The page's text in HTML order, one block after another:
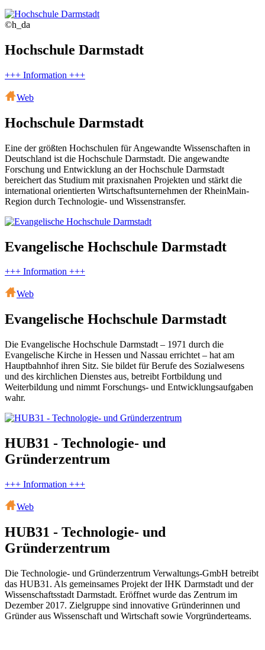
©h_da
Hochschule Darmstadt
+++ Information +++
Web
Hochschule Darmstadt
Eine der größten Hochschulen für Angewandte Wissenschaften in
Deutschland ist die Hochschule Darmstadt. Die angewandte
Forschung und Entwicklung an der Hochschule Darmstadt
bereichert das Studium mit praxisnahen Projekten und stärkt die
international orientierten Wirtschaftsunternehmen der RheinMain-
Region durch Technologie- und Wissenstransfer.
Evangelische Hochschule Darmstadt
+++ Information +++
Web
Evangelische Hochschule Darmstadt
Die Evangelische Hochschule Darmstadt – 1971 durch die
Evangelische Kirche in Hessen und Nassau errichtet – hat am
Hauptbahnhof ihren Sitz. Sie bildet für Berufe des Sozialwesens
und des kirchlichen Dienstes aus, betreibt Fortbildung und
Weiterbildung und nimmt Forschungs- und Entwicklungsaufgaben
wahr.
HUB31 - Technologie- und
Gründerzentrum
+++ Information +++
Web
HUB31 - Technologie- und
Gründerzentrum
Die Technologie- und Gründerzentrum Verwaltungs-GmbH betreibt
das HUB31. Als gemeinsames Projekt der IHK Darmstadt und der
Wissenschaftsstadt Darmstadt. Eröffnet wurde das Zentrum im
Dezember 2017. Zielgruppe sind innovative Gründerinnen und
Gründer aus Wissenschaft und Wirtschaft sowie Vorgründerteams.